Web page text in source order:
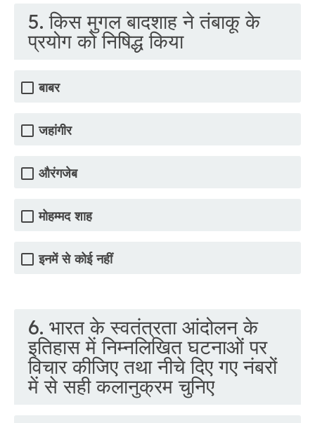
5. किस मुगल बादशाह ने तंबाकू के
प्रयोग को निषिद्ध किया
बाबर
जहांगीर
औरंगजेब
मोहम्मद शाह
इनमें से कोई नहीं
6. भारत के स्वतंत्रता आंदोलन के
इतिहास में निम्नलिखित घटनाओं पर
विचार कीजिए तथा नीचे दिए गए नंबरों
में से सही कलानुक्रम चुनिए